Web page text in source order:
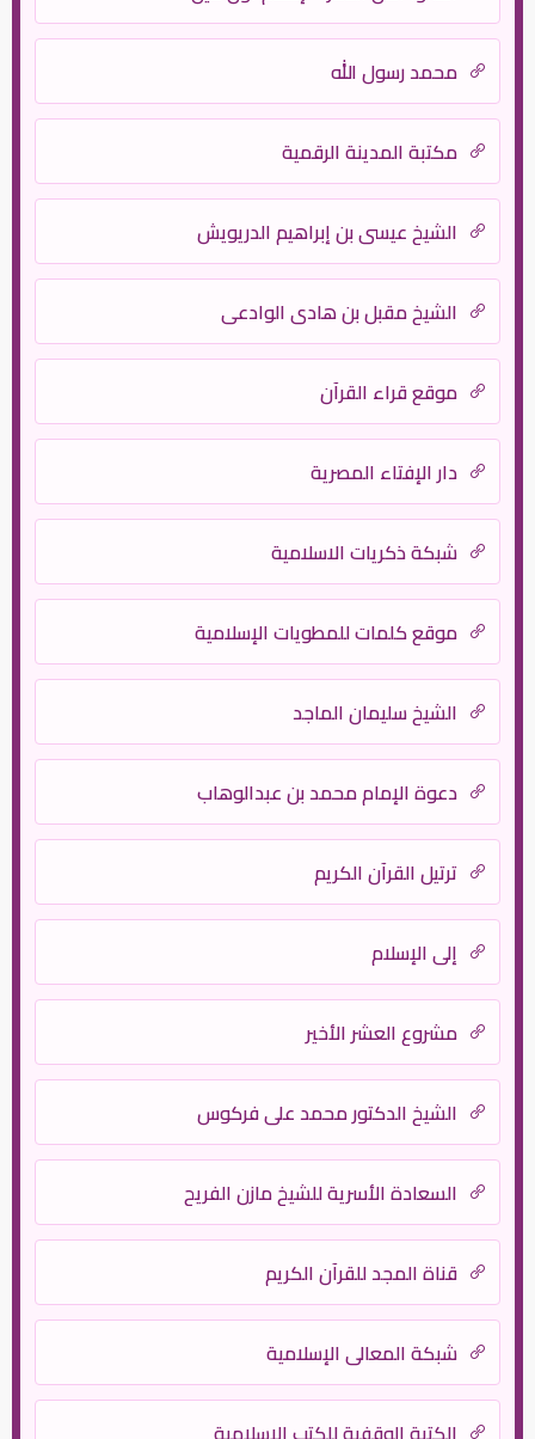
محمد رسول الله
مكتبة المدينة الرقمية
الشيخ عيسى بن إبراهيم الدريويش
الشيخ مقبل بن هادي الوادعي
موقع قراء القرآن
دار الإفتاء المصرية
شبكة ذكريات الاسلامية
موقع كلمات للمطويات الإسلامية
الشيخ سليمان الماجد
دعوة الإمام محمد بن عبدالوهاب
ترتيل القرآن الكريم
إلى الإسلام
مشروع العشر الأخير
الشيخ الدكتور محمد علي فركوس
السعادة الأسرية للشيخ مازن الفريح
قناة المجد للقرآن الكريم
شبكة المعالي الإسلامية